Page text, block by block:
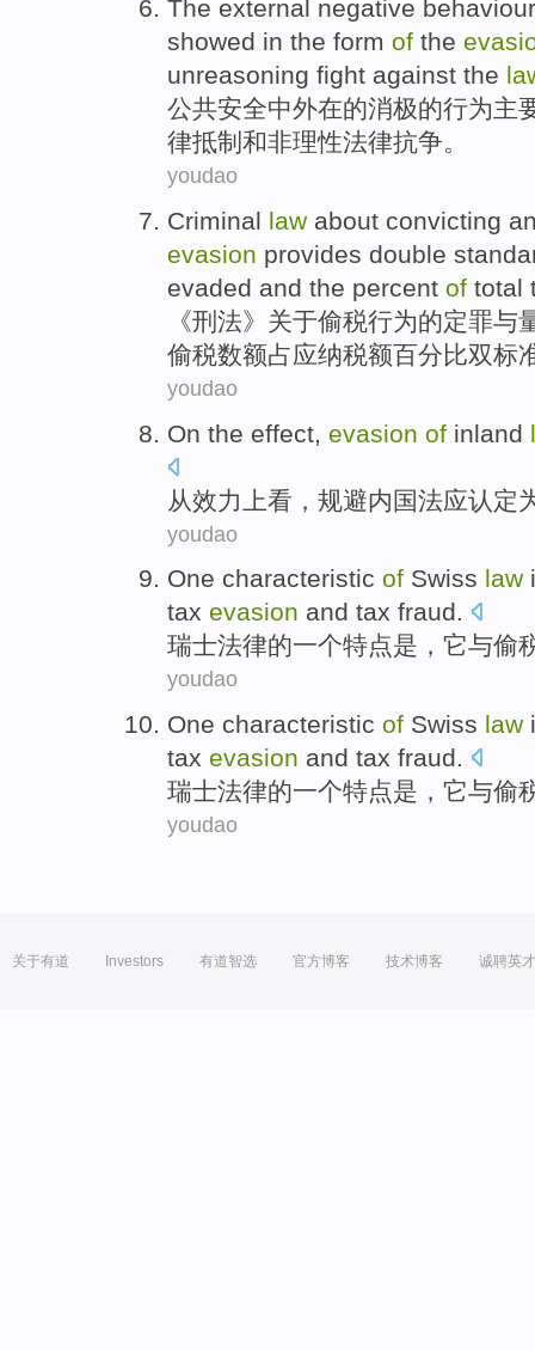
The external negative
showed in the form of the
unreasoning fight against the
公共安全中外在的消极的行为主
律抵制 和非理性法律抗争。
youdao
Criminal law about convicting
evasion provides double
evaded and the percent of total
《刑法》 关于偷税行为的定罪与
偷税数额占应纳税额百分比双标
youdao
On the effect evasion of inland
从效力 上看， 规避内国法应认定
youdao
One characteristic of Swiss law
tax evasion and tax fraud.
瑞士法律的一个特点是 ， 它与偷
youdao
One characteristic of Swiss law
tax evasion and tax fraud.
瑞士法律的一个特点是 ， 它与偷
youdao
关于有道 Investors 有道智选 官方博客 技术博客 诚聘英才